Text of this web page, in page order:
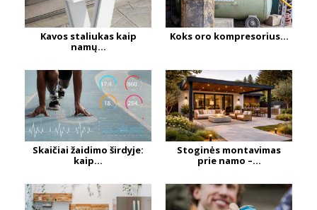
Kavos staliukas kaip
namų...
Koks oro kompresorius...
Skaičiai žaidimo širdyje:
kaip...
Stoginės montavimas
prie namo –...